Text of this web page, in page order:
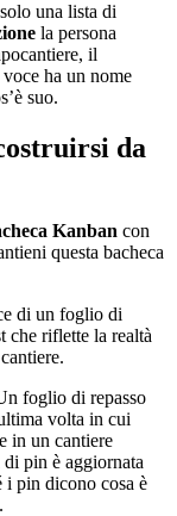
una lista di
la persona
il
ha un nome
suo.
da
Kanban con
questa bacheca
di un foglio di
che riflette la realtà
foglio di repasso
volta in cui
in un cantiere
pin è aggiornata
i pin dicono cosa è